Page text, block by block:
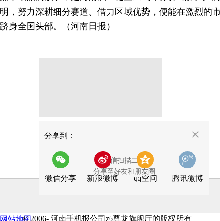
明，努力深耕细分赛道、借力区域优势，便能在激烈的
跻身全国头部。（河南日报）
分享到：
微信分享
用微信扫描二维码
分享至好友和朋友圈
新浪微博 qq空间 腾讯微博
© 2006- 河南手机报公司z6尊龙旗舰厅的版权所有
网站地图